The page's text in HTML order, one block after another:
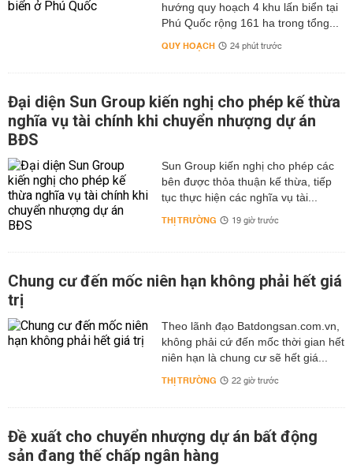
hướng quy hoạch 4 khu lấn biển tại
Phú Quốc rộng 161 ha trong tổng...
QUY HOẠCH 24 phút trước
Đại diện Sun Group kiến nghị cho phép kế thừa
nghĩa vụ tài chính khi chuyển nhượng dự án
BĐS
Sun Group kiến nghị cho phép các
bên được thỏa thuận kế thừa, tiếp
tục thực hiện các nghĩa vụ tài...
THỊ TRƯỜNG 19 giờ trước
Chung cư đến mốc niên hạn không phải hết giá
trị
Theo lãnh đạo Batdongsan.com.vn,
không phải cứ đến mốc thời gian hết
niên hạn là chung cư sẽ hết giá...
THỊ TRƯỜNG 22 giờ trước
Đề xuất cho chuyển nhượng dự án bất động
sản đang thế chấp ngân hàng